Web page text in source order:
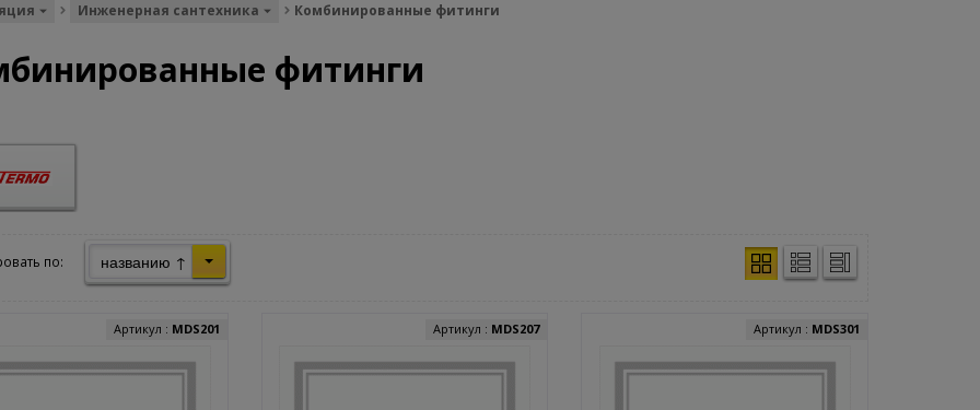
Инженерная сантехника Комбинированные фитинги
фитинги
по: названию ↑
Артикул : MDS201 Артикул : MDS207 Артикул : MDS301